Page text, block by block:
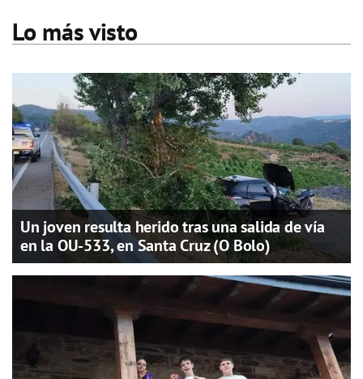
Lo más visto
Un joven resulta herido tras una salida de vía
en la OU-533, en Santa Cruz (O Bolo)